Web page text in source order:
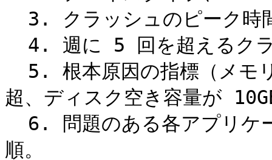
超、ディスク空き容量が
順。